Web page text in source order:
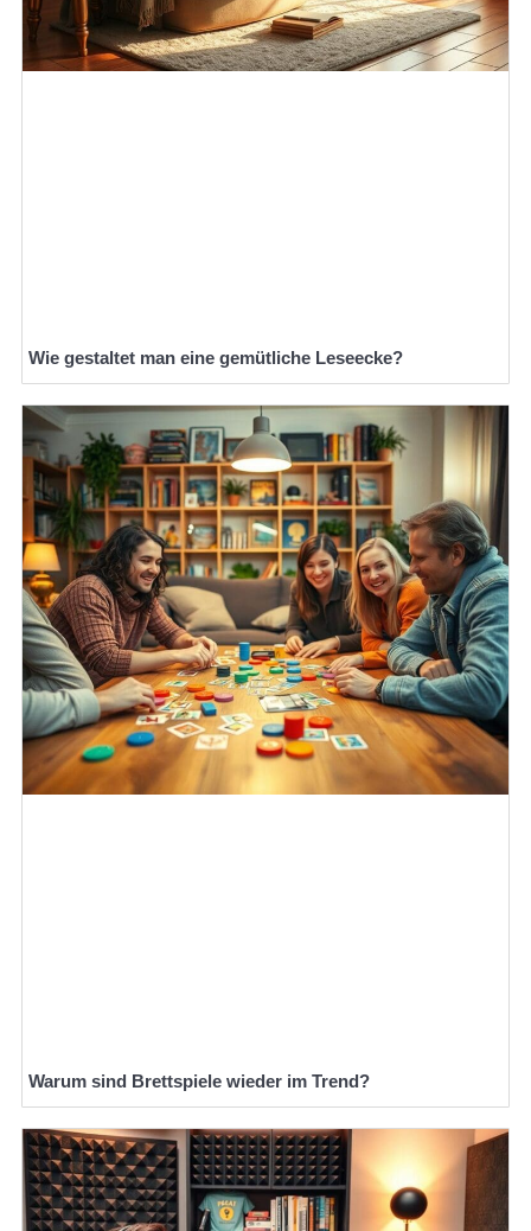
Wie gestaltet man eine gemütliche Leseecke?
Warum sind Brettspiele wieder im Trend?